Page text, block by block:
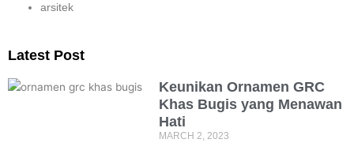
arsitek
Latest Post
Keunikan Ornamen GRC
Khas Bugis yang Menawan
Hati
MARCH 2, 2023